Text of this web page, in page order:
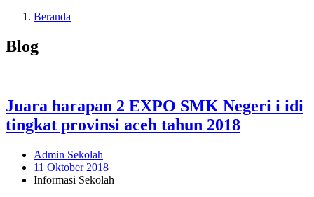
Beranda
Blog
Juara harapan 2 EXPO SMK Negeri i idi
tingkat provinsi aceh tahun 2018
Admin Sekolah
11 Oktober 2018
Informasi Sekolah